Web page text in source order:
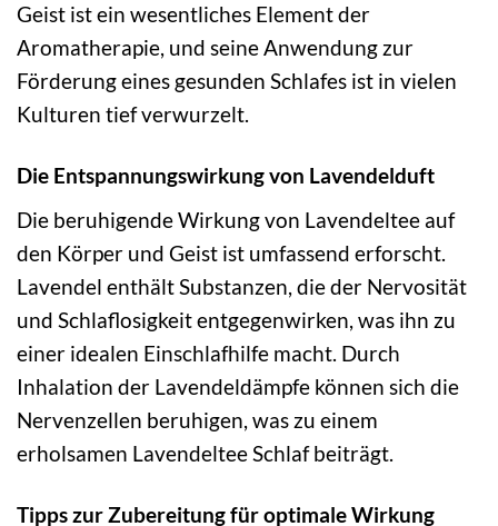
Geist ist ein wesentliches Element der
Aromatherapie, und seine Anwendung zur
Förderung eines gesunden Schlafes ist in vielen
Kulturen tief verwurzelt.
Die Entspannungswirkung von Lavendelduft
Die beruhigende Wirkung von Lavendeltee auf
den Körper und Geist ist umfassend erforscht.
Lavendel enthält Substanzen, die der Nervosität
und Schlaflosigkeit entgegenwirken, was ihn zu
einer idealen Einschlafhilfe macht. Durch
Inhalation der Lavendeldämpfe können sich die
Nervenzellen beruhigen, was zu einem
erholsamen Lavendeltee Schlaf beiträgt.
Tipps zur Zubereitung für optimale Wirkung